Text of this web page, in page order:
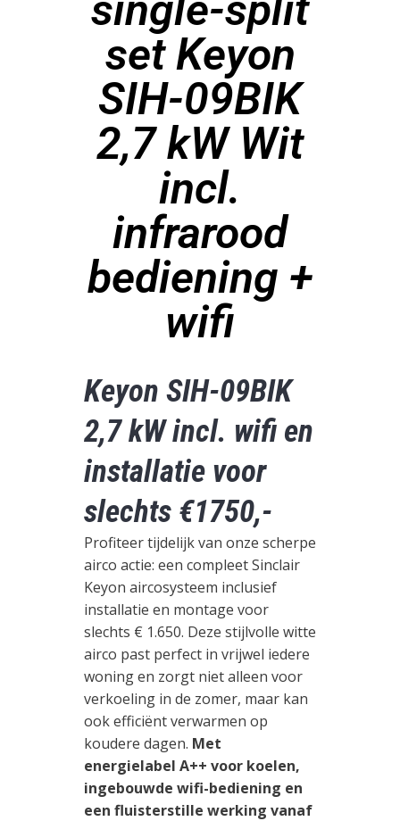
set Keyon
SIH-09BIK
2,7 kW Wit
incl.
infrarood
bediening +
wifi
Keyon SIH-09BIK
2,7 kW incl. wifi en
installatie voor
slechts €1750,-
Profiteer tijdelijk van onze scherpe
airco actie: een compleet Sinclair
Keyon aircosysteem inclusief
installatie en montage voor
slechts € 1.650. Deze stijlvolle witte
airco past perfect in vrijwel iedere
woning en zorgt niet alleen voor
verkoeling in de zomer, maar kan
ook efficiënt verwarmen op
koudere dagen. Met
energielabel A++ voor koelen,
ingebouwde wifi-bediening en
een fluisterstille werking vanaf